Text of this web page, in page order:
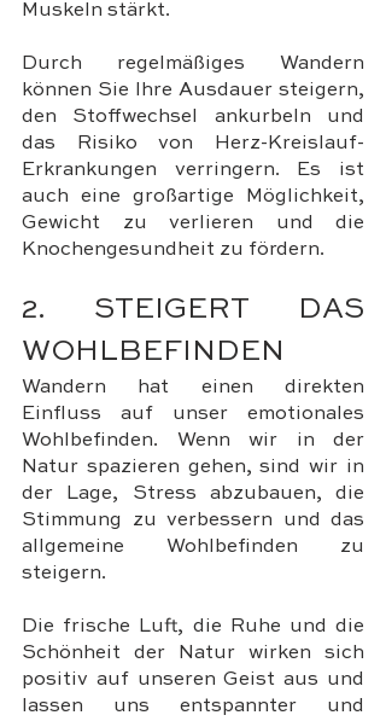
Muskeln stärkt.
Durch regelmäßiges Wandern
können Sie Ihre Ausdauer steigern,
den Stoffwechsel ankurbeln und
das Risiko von Herz-Kreislauf-
Erkrankungen verringern. Es ist
auch eine großartige Möglichkeit,
Gewicht zu verlieren und die
Knochengesundheit zu fördern.
2. STEIGERT DAS
WOHLBEFINDEN
Wandern hat einen direkten
Einfluss auf unser emotionales
Wohlbefinden. Wenn wir in der
Natur spazieren gehen, sind wir in
der Lage, Stress abzubauen, die
Stimmung zu verbessern und das
allgemeine Wohlbefinden zu
steigern.
Die frische Luft, die Ruhe und die
Schönheit der Natur wirken sich
positiv auf unseren Geist aus und
lassen uns entspannter und